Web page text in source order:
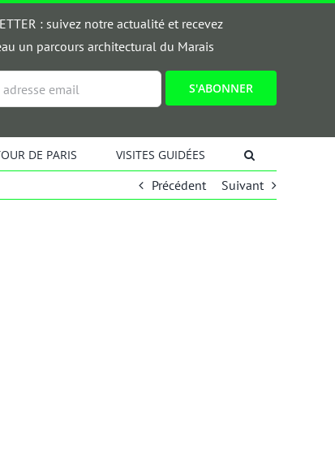
: suivez notre actualité et recevez
un parcours architectural du Marais
DE PARIS VISITES GUIDÉES
Précédent Suivant